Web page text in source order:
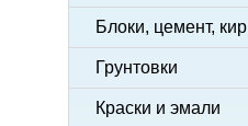
Блоки, цемент,
Грунтовки
Краски и эмали